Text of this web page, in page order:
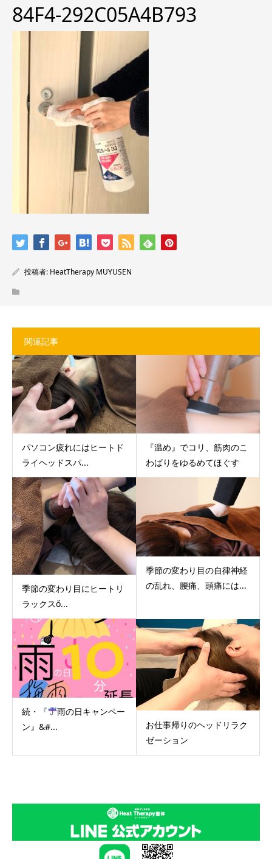
84F4-292C05A4B793
投稿者: HeatTherapy MUYUSEN
関連記事
パソコン疲れにはヒートド
ライヘッドスパ...
『温め』でコリ、筋肉のこ
わばりをゆるめてほぐす
季節の変わり目にヒートリ
ラックスὄ...
季節の変わり目の自律神経
の乱れ、腰痛、頭痛には...
続・『
雨の日キャンペー
ン』&#...
お仕事帰りのヘッドリラク
ゼーション